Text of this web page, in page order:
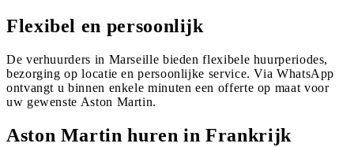
Flexibel en persoonlijk
De verhuurders in Marseille bieden flexibele huurperiodes,
bezorging op locatie en persoonlijke service. Via WhatsApp
ontvangt u binnen enkele minuten een offerte op maat voor
uw gewenste Aston Martin.
Aston Martin huren in Frankrijk